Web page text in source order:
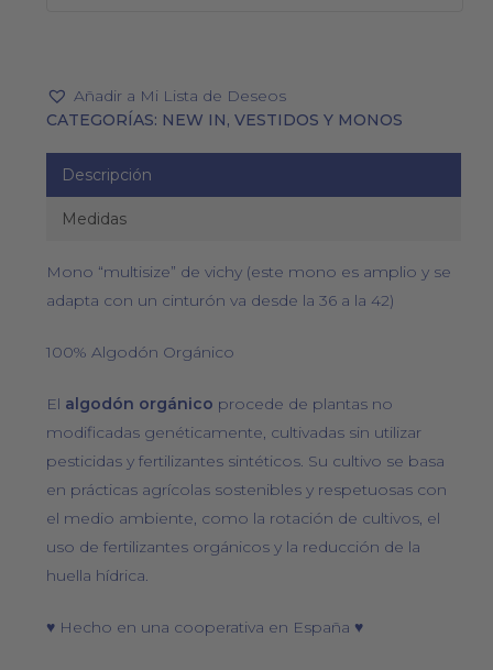
Añadir a Mi Lista de Deseos
CATEGORÍAS: NEW IN, VESTIDOS Y MONOS
Descripción
Medidas
Mono “multisize” de vichy (este mono es amplio y se
adapta con un cinturón va desde la 36 a la 42)
100% Algodón Orgánico
El algodón orgánico procede de plantas no
modificadas genéticamente, cultivadas sin utilizar
pesticidas y fertilizantes sintéticos. Su cultivo se basa
en prácticas agrícolas sostenibles y respetuosas con
el medio ambiente, como la rotación de cultivos, el
uso de fertilizantes orgánicos y la reducción de la
huella hídrica.
♥ Hecho en una cooperativa en España ♥